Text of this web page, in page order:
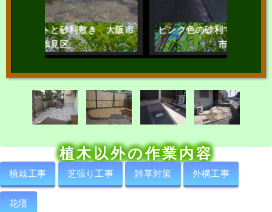
利敷き 大阪市
ピンク色の砂利で美しく整える 大阪
市都島区
植木以外の作業内容
植栽工事 芝張り工事 雑草対策 外構工事
花壇